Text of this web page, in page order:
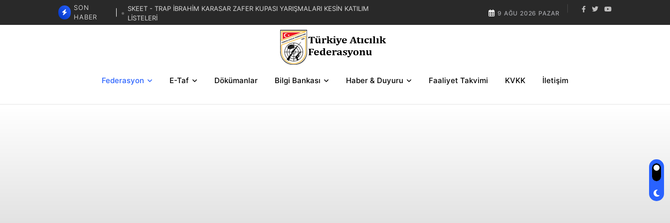
SON
HABER
SKEET - TRAP İBRAHİM KARASAR ZAFER KUPASI YARIŞMALARI KESİN KATILIM
LİSTELERİ
TRAP 3. BÖLGESEL YAZ KUPASI YARIŞMA REGLAMANI
TRAP İBRAHİM KARASAR ZAFER KUPASI YARIŞMASI SERİLERİ VE ŞEMALAR
9 AĞU 2026 PAZAR
Federasyon E-Taf Dökümanlar Bilgi Bankası Haber & Duyuru Faaliyet Takvimi KVKK İletişim